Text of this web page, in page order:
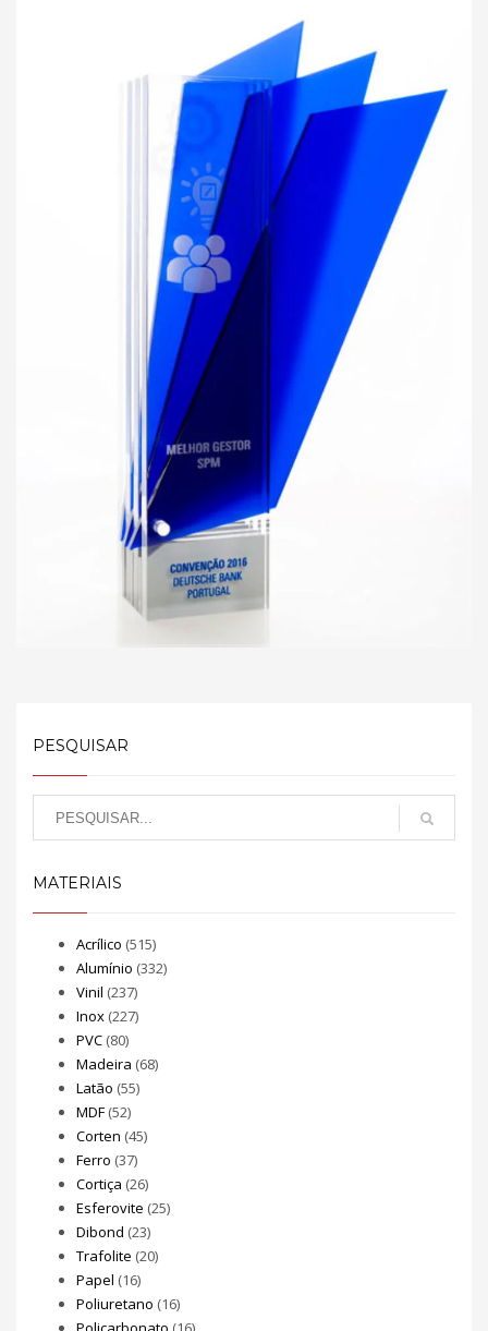
PESQUISAR
MATERIAIS
Acrílico (515)
Alumínio (332)
Vinil (237)
Inox (227)
PVC (80)
Madeira (68)
Latão (55)
MDF (52)
Corten (45)
Ferro (37)
Cortiça (26)
Esferovite (25)
Dibond (23)
Trafolite (20)
Papel (16)
Poliuretano (16)